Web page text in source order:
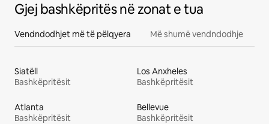
Gjej bashkëpritës në zonat e tua
Vendndodhjet më të pëlqyera Më shumë vendndodhje
Siatëll
Bashkëpritësit
Los Anxheles
Bashkëpritësit
Atlanta
Bashkëpritësit
Bellevue
Bashkëpritësit